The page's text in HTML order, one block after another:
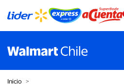
Inicio ˃